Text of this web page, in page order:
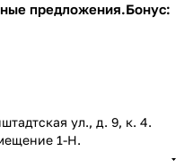
предложения.Бонус:
ул., д. 9, к. 4.
1-Н.